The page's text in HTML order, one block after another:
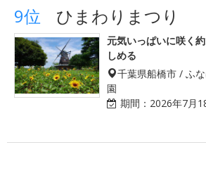
9位 ひまわりまつり
元気いっぱいに咲く
しめる
千葉県船橋市 / ふ
園
期間： 2026年7月